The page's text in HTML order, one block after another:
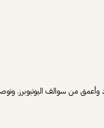
من سوالف اليوتيوبرز.